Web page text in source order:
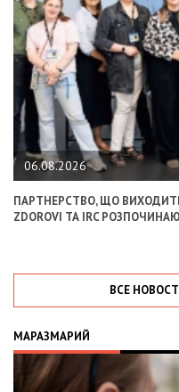
06.08.2026
ПАРТНЕРСТВО, ЩО
ZDOROVI ТА IRC
ВСЕ
МАРАЗМАРИЙ